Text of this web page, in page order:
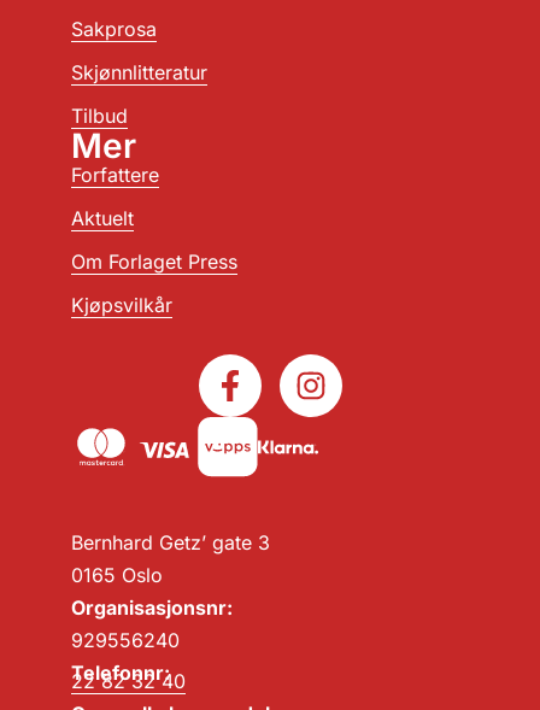
Bernhard Getz’ gate 3
0165 Oslo
Organisasjonsnr:
929556240
Telefonnr:
22 82 32 40
Sakprosa
Skjønnlitteratur
Tilbud
Mer
Forfattere
Aktuelt
Om Forlaget Press
Kjøpsvilkår